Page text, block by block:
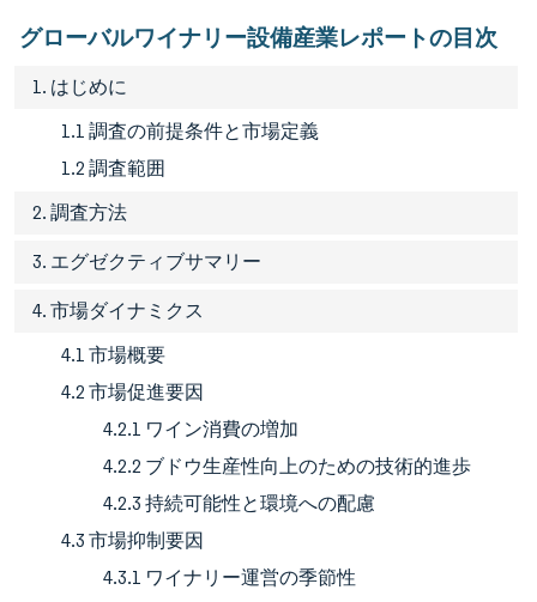
グローバルワイナリー設備産業レポートの目次
1. はじめに
1.1 調査の前提条件と市場定義
1.2 調査範囲
2. 調査方法
3. エグゼクティブサマリー
4. 市場ダイナミクス
4.1 市場概要
4.2 市場促進要因
4.2.1 ワイン消費の増加
4.2.2 ブドウ生産性向上のための技術的進歩
4.2.3 持続可能性と環境への配慮
4.3 市場抑制要因
4.3.1 ワイナリー運営の季節性